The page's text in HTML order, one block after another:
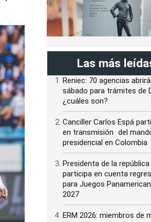
Las más
Reniec: 70 agencias
sábado para trámites de
¿cuáles son?
Canciller Carlos Espá
en transmisión del
presidencial en Colombia
Presidenta de la república
participa en cuenta
para Juegos
2027
ERM 2026: miembros de